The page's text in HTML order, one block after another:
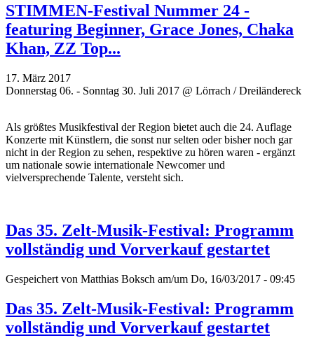
STIMMEN-Festival Nummer 24 -
featuring Beginner, Grace Jones, Chaka
Khan, ZZ Top...
17. März 2017
Donnerstag 06. - Sonntag 30. Juli 2017 @ Lörrach / Dreiländereck
Als größtes Musikfestival der Region bietet auch die 24. Auflage
Konzerte mit Künstlern, die sonst nur selten oder bisher noch gar
nicht in der Region zu sehen, respektive zu hören waren - ergänzt
um nationale sowie internationale Newcomer und
vielversprechende Talente, versteht sich.
Das 35. Zelt-Musik-Festival: Programm
vollständig und Vorverkauf gestartet
Gespeichert von Matthias Boksch am/um Do, 16/03/2017 - 09:45
Das 35. Zelt-Musik-Festival: Programm
vollständig und Vorverkauf gestartet